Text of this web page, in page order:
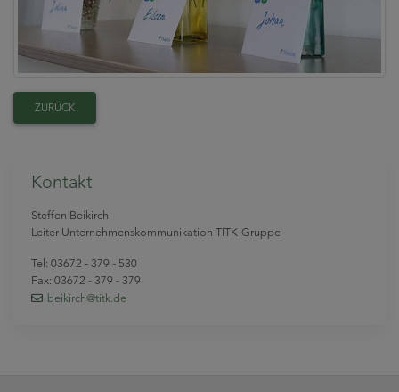
ZURÜCK
Kontakt
Steffen Beikirch
Leiter Unternehmenskommunikation TITK-Gruppe
Tel: 03672 - 379 - 530
Fax: 03672 - 379 - 379
beikirch@titk.de